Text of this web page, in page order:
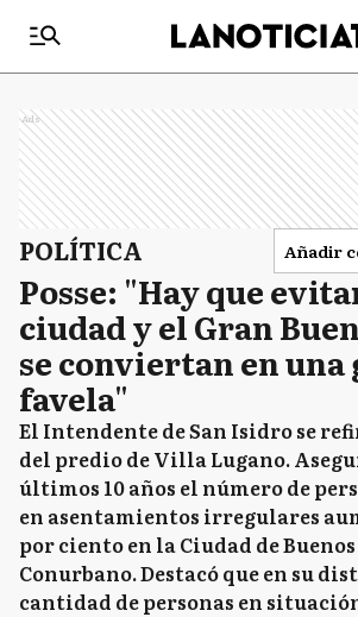
Ads
POLÍTICA Añadir
Posse: "Hay que
ciudad y el Gran
se conviertan en una
favela"
El Intendente de San Isidro se
del predio de Villa Lugano.
últimos 10 años el número de
en asentamientos irregulares
por ciento en la Ciudad de
Conurbano. Destacó que en su
cantidad de personas en